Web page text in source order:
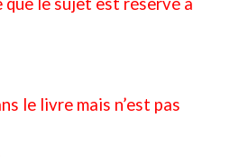
le livre mais n’est pas